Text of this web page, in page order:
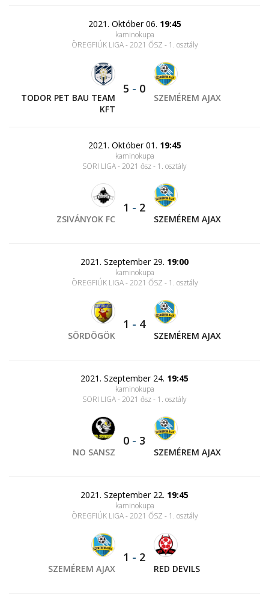
2021. Október 06. 19:45
kaminokupa
ÖREGFIÚK LIGA - 2021 ŐSZ - 1. osztály
TODOR PET BAU TEAM
KFT
5 - 0
SZEMÉREM AJAX
2021. Október 01. 19:45
kaminokupa
SORI LIGA - 2021 ősz - 1. osztály
ZSIVÁNYOK FC
1 - 2
SZEMÉREM AJAX
2021. Szeptember 29. 19:00
kaminokupa
ÖREGFIÚK LIGA - 2021 ŐSZ - 1. osztály
SÖRDÖGÖK
1 - 4
SZEMÉREM AJAX
2021. Szeptember 24. 19:45
kaminokupa
SORI LIGA - 2021 ősz - 1. osztály
NO SANSZ
0 - 3
SZEMÉREM AJAX
2021. Szeptember 22. 19:45
kaminokupa
ÖREGFIÚK LIGA - 2021 ŐSZ - 1. osztály
SZEMÉREM AJAX
1 - 2
RED DEVILS